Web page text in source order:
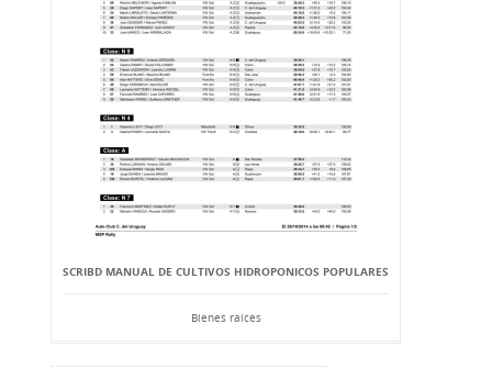
SCRIBD MANUAL DE CULTIVOS HIDROPONICOS POPULARES
Bienes raíces